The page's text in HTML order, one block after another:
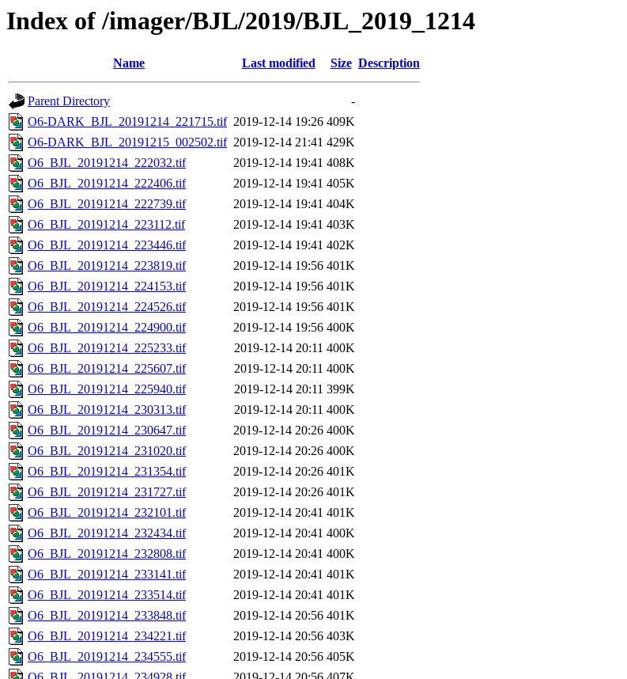
Index of /imager/BJL/2019/BJL_2019_1214
Name Last modified Size Description
Parent Directory
-
O6-DARK_BJL_20191214_221715.tif 2019-12-14 19:26 409K
O6-DARK_BJL_20191215_002502.tif 2019-12-14 21:41 429K
O6_BJL_20191214_222032.tif
2019-12-14 19:41 408K
O6_BJL_20191214_222406.tif
2019-12-14 19:41 405K
O6_BJL_20191214_222739.tif
2019-12-14 19:41 404K
O6_BJL_20191214_223112.tif
2019-12-14 19:41 403K
O6_BJL_20191214_223446.tif
2019-12-14 19:41 402K
O6_BJL_20191214_223819.tif
2019-12-14 19:56 401K
O6_BJL_20191214_224153.tif
2019-12-14 19:56 401K
O6_BJL_20191214_224526.tif
2019-12-14 19:56 401K
O6_BJL_20191214_224900.tif
2019-12-14 19:56 400K
O6_BJL_20191214_225233.tif
2019-12-14 20:11 400K
O6_BJL_20191214_225607.tif
2019-12-14 20:11 400K
O6_BJL_20191214_225940.tif
2019-12-14 20:11 399K
O6_BJL_20191214_230313.tif
2019-12-14 20:11 400K
O6_BJL_20191214_230647.tif
2019-12-14 20:26 400K
O6_BJL_20191214_231020.tif
2019-12-14 20:26 400K
O6_BJL_20191214_231354.tif
2019-12-14 20:26 401K
O6_BJL_20191214_231727.tif
2019-12-14 20:26 401K
O6_BJL_20191214_232101.tif
2019-12-14 20:41 401K
O6_BJL_20191214_232434.tif
2019-12-14 20:41 400K
O6_BJL_20191214_232808.tif
2019-12-14 20:41 400K
O6_BJL_20191214_233141.tif
2019-12-14 20:41 401K
O6_BJL_20191214_233514.tif
2019-12-14 20:41 401K
O6_BJL_20191214_233848.tif
2019-12-14 20:56 401K
O6_BJL_20191214_234221.tif
2019-12-14 20:56 403K
O6_BJL_20191214_234555.tif
2019-12-14 20:56 405K